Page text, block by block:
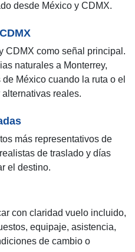
desde México y CDMX.
CDMX como señal principal.
naturales a Monterrey,
México cuando la ruta o el
reales.
más representativos de
de traslado y días
el destino.
con claridad vuelo incluido,
equipaje, asistencia,
de cambio o